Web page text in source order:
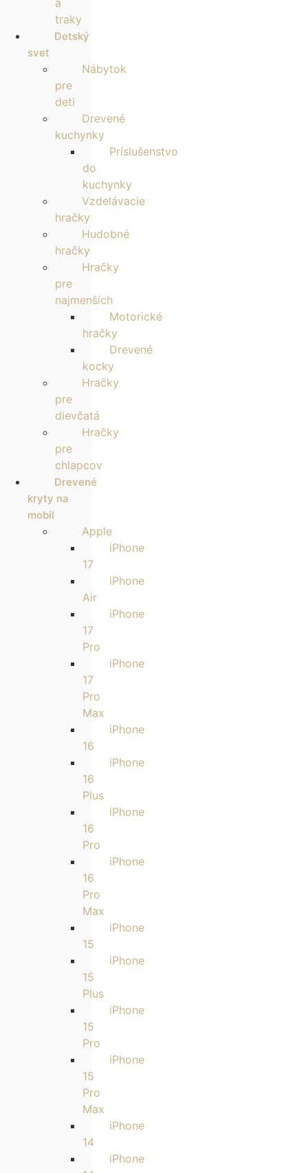
a
traky
Detský
svet
Nábytok
pre
deti
Drevené
kuchynky
Príslušenstvo
do
kuchynky
Vzdelávacie
hračky
Hudobné
hračky
Hračky
pre
najmenších
Motorické
hračky
Drevené
kocky
Hračky
pre
dievčatá
Hračky
pre
chlapcov
Drevené
kryty na
mobil
Apple
iPhone
17
iPhone
Air
iPhone
17
Pro
iPhone
17
Pro
Max
iPhone
16
iPhone
16
Plus
iPhone
16
Pro
iPhone
16
Pro
Max
iPhone
15
iPhone
15
Plus
iPhone
15
Pro
iPhone
15
Pro
Max
iPhone
14
iPhone